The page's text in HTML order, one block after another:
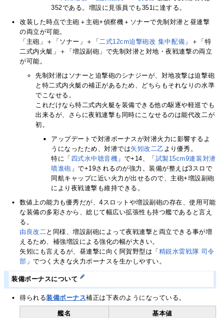
352である。増設に見張員でも351に達する。
改装した時点で主砲＋主砲+偵察機＋ソナーで先制対潜と昼連撃
の両立が可能。
「主砲」＋「ソナー」＋「 二式12cm迫撃砲改 集中配備 」＋「特
二式内火艇」＋「増設副砲」で先制対潜と対地・夜戦連撃の両立
が可能。
先制対潜はソナーと迫撃砲のシナジーが、対地攻撃は迫撃砲
と特二式内火艇の補正があるため、どちらもそれなりの水準
でこなせる。
これだけなら特二式内火艇を装備できる他の駆逐や軽巡でも
出来るが、さらに夜戦連撃も同時にこなせるのは能代改二が
初。
アップデートで対潜ボーナスが対潜火力に影響するよ
うになったため、対潜では矢矧改二乙 より優秀。
特に「 四式水中聴音機 」で+14、「 試製15cm9連装対潜
噴進砲 」で+19されるのが強力。装備が整えば3スロで
同航キャップに近い火力が出せるので、主砲+増設副砲
により夜戦連撃も維持できる。
数値上の能力も優秀だが、4スロットや増設副砲の存在、使用可能
な装備の多彩さから、総じて幅広い拡張性も持つ艦であると言え
る。
由良改二と同様、増設副砲によって夜戦連撃と両立できる事が増
えるため、補強増設による強化の幅が大きい。
矢矧にも言えるが、昼連撃に向く阿賀野型は「 精鋭水雷戦隊 司令
部 」でつく大きな火力ボーナスを生かしやすい。
装備ボーナスについて
得られる装備ボーナス補正は下表のようになっている。
艦名 基本値